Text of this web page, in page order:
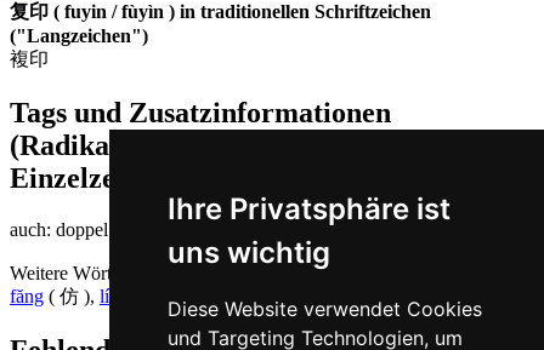
Ihre Privatsphäre ist
uns wichtig
Diese Website verwendet Cookies
und Targeting Technologien, um
复印 ( fuyin / fùyìn ) in traditionellen Schriftzeichen
("Langzeichen")
複印
Tags und Zusatzinformationen
(Radikale, Bedeutungen von
Einzelzeichen, Komposita etc.)
auch: doppel | drucken
Weitere Wörter, die ebenfalls kopieren auf Chinesisch
făng ( 仿 ), línmó